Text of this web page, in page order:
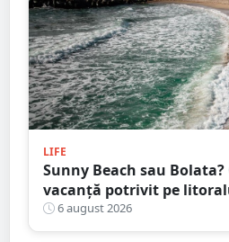
LIFE
Sunny Beach sau
vacanță potrivit pe
6 august 2026